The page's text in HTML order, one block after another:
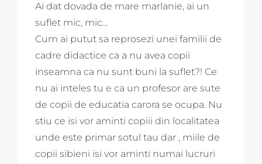
Ai dat dovada de mare marlanie, ai un
suflet mic, mic…
Cum ai putut sa reprosezi unei familii de
cadre didactice ca a nu avea copii
inseamna ca nu sunt buni la suflet?! Ce
nu ai inteles tu e ca un profesor are sute
de copii de educatia carora se ocupa. Nu
stiu ce isi vor aminti copiii din localitatea
unde este primar sotul tau dar , miile de
copii sibieni isi vor aminti numai lucruri